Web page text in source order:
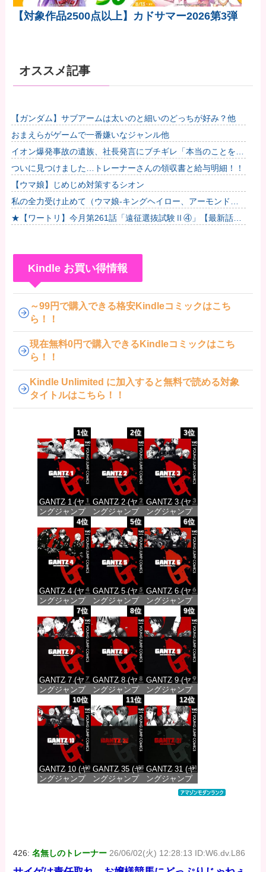
【対象作品2500点以上】カドサマー2026第3弾
オススメ記事
【ガンダム】サブアームは太いのと細いのどっちが好み？他
おまえらがゲームで一番嫌いなジャンル他
イオン爆発事故の遺族、社長発言にブチギレ「本当のことを話
して」
ついに見つけました…トレーナーさんの領収書と給与明細！！
【ウマ娘】じめじめ対策するシオン
私の全力受け止めて（ウマ娘-キングヘイロー、アーモンドア
イ、フサイチパンドラ、ラインクラフト）
★【ワートリ】今月第261話「遠征選抜試験Ⅱ④」【最新話コ
Kindle お買い得情報
～99円で購入できる格安Kindleコミックはこち
ら！！
現在無料0円で購入できるKindleコミックはこち
ら！！
Kindle Unlimited に加入すると無料で読める対象
タイトルはこちら！！
1位
GANTZ 1 (ヤ
ングジャンプ
コミックス
DIGITAL)
価格：¥100
2位
GANTZ 2 (ヤ
ングジャンプ
コミックス
DIGITAL)
価格：¥100
3位
GANTZ 3 (ヤ
ングジャンプ
コミックス
DIGITAL)
価格：¥100
4位
GANTZ 4 (ヤ
ングジャンプ
コミックス
DIGITAL)
価格：¥100
5位
GANTZ 5 (ヤ
ングジャンプ
コミックス
DIGITAL)
価格：¥100
6位
GANTZ 6 (ヤ
ングジャンプ
コミックス
DIGITAL)
価格：¥100
7位
GANTZ 7 (ヤ
ングジャンプ
コミックス
DIGITAL)
価格：¥100
8位
GANTZ 8 (ヤ
ングジャンプ
コミックス
DIGITAL)
価格：¥100
9位
GANTZ 9 (ヤ
ングジャンプ
コミックス
DIGITAL)
価格：¥100
10位
GANTZ 10 (ヤ
ングジャンプ
11位
GANTZ 35 (ヤ
ングジャンプ
12位
GANTZ 31 (ヤ
ングジャンプ
コミックス
426:名無しのトレーナー 26/06/02(火) 12:28:13 ID:W6.dv.L86